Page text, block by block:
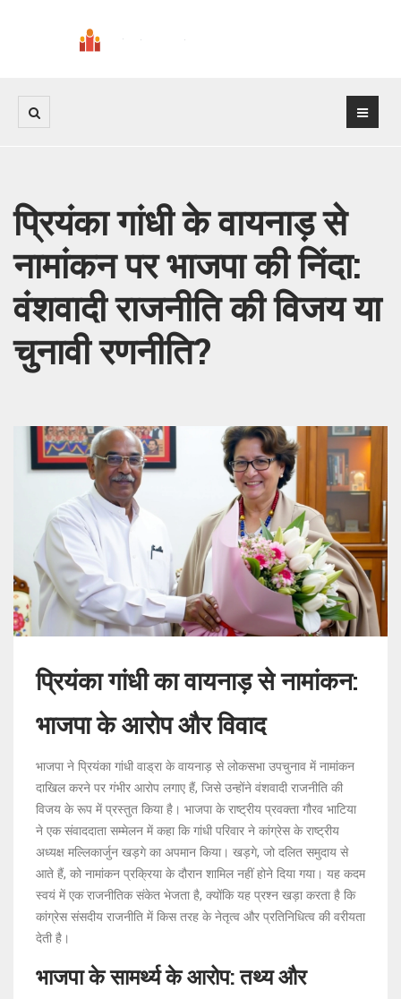
प्रियंका गांधी के वायनाड़ से
नामांकन पर भाजपा की निंदा:
वंशवादी राजनीति की विजय या
चुनावी रणनीति?
प्रियंका गांधी का वायनाड़ से नामांकन:
भाजपा के आरोप और विवाद
भाजपा ने प्रियंका गांधी वाड्रा के वायनाड़ से लोकसभा उपचुनाव में नामांकन
दाखिल करने पर गंभीर आरोप लगाए हैं, जिसे उन्होंने वंशवादी राजनीति की
विजय के रूप में प्रस्तुत किया है। भाजपा के राष्ट्रीय प्रवक्ता गौरव भाटिया
ने एक संवाददाता सम्मेलन में कहा कि गांधी परिवार ने कांग्रेस के राष्ट्रीय
अध्यक्ष मल्लिकार्जुन खड़गे का अपमान किया। खड़गे, जो दलित समुदाय से
आते हैं, को नामांकन प्रक्रिया के दौरान शामिल नहीं होने दिया गया। यह कदम
स्वयं में एक राजनीतिक संकेत भेजता है, क्योंकि यह प्रश्न खड़ा करता है कि
कांग्रेस संसदीय राजनीति में किस तरह के नेतृत्व और प्रतिनिधित्व की वरीयता
देती है।
भाजपा के सामर्थ्य के आरोप: तथ्य और